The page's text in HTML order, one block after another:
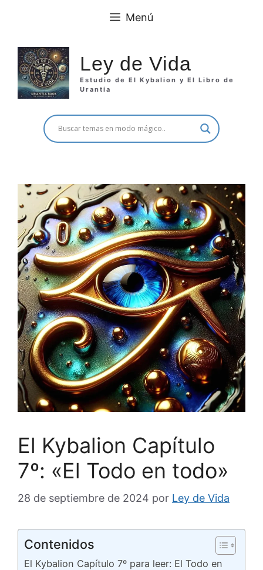
Menú
Ley de Vida
Estudio de El Kybalion y El Libro de
Urantia
El Kybalion Capítulo
7º: «El Todo en todo»
28 de septiembre de 2024 por Ley de Vida
Contenidos
El Kybalion Capítulo 7º para leer: El Todo en